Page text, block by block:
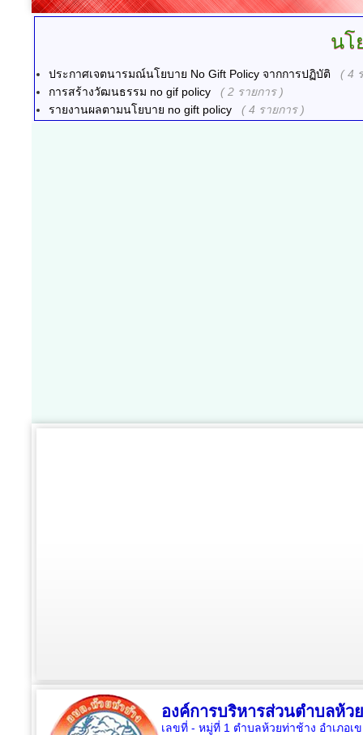
นโ
ประกาศเจตนารมณ์นโยบาย No Gift Policy จากการปฏิบัติ
( 4
การสร้างวัฒนธรรม no gif policy
( 2 รายการ )
รายงานผลตามนโยบาย no gift policy
( 4 รายการ )
องค์การบริหารส่วนตำบลห้ว
เลขที่ - หมู่ที่ 1 ตำบลห้วยท่าช้าง อำเภอเ